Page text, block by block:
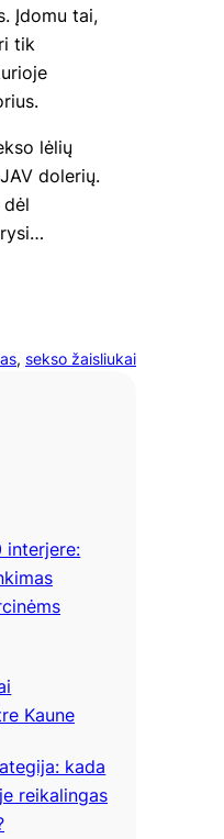
Įdomu tai,
tik
lėlių
dolerių.
, sekso žaisliukai
interjere:
Kaune
kada
reikalingas